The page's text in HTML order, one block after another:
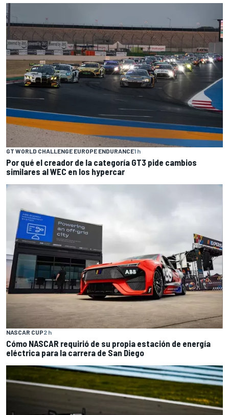
GT WORLD CHALLENGE EUROPE ENDURANCE1 h
Por qué el creador de la categoría GT3 pide cambios
similares al WEC en los hypercar
NASCAR CUP2 h
Cómo NASCAR requirió de su propia estación de energía
eléctrica para la carrera de San Diego